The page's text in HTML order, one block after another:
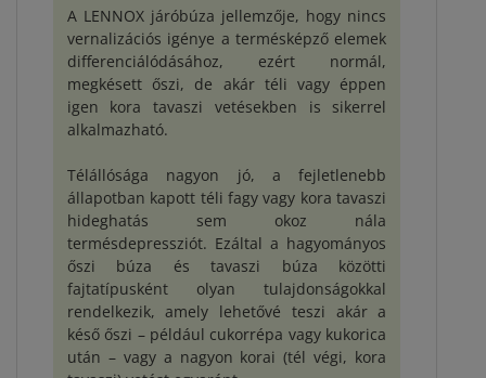
A LENNOX járóbúza jellemzője, hogy nincs
vernalizációs igénye a termésképző elemek
differenciálódásához, ezért normál,
megkésett őszi, de akár téli vagy éppen
igen kora tavaszi vetésekben is sikerrel
alkalmazható.
Télállósága nagyon jó, a fejletlenebb
állapotban kapott téli fagy vagy kora tavaszi
hideghatás sem okoz nála
termésdepressziót. Ezáltal a hagyományos
őszi búza és tavaszi búza közötti
fajtatípusként olyan tulajdonságokkal
rendelkezik, amely lehetővé teszi akár a
késő őszi – például cukorrépa vagy kukorica
után – vagy a nagyon korai (tél végi, kora